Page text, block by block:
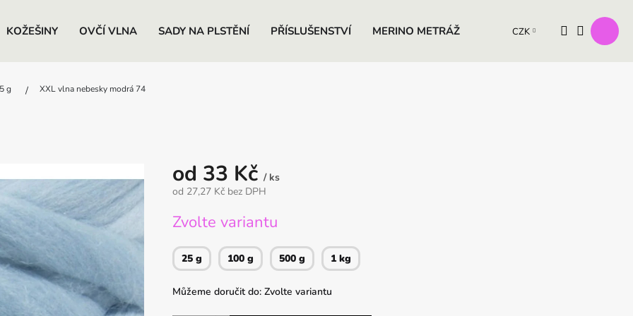
CZK
KOŽEŠINY OVČÍ VLNA SADY NA PLSTĚNÍ PŘÍSLUŠENSTVÍ MERINO METRÁŽ VÝROBKY Z OVČÍ VLNY
g XXL vlna nebesky modrá 74
od 33 Kč / ks
od 27,27 Kč bez DPH
cena:
Zvolte variantu
25 g 100 g 500 g 1 kg
Můžeme doručit do: Zvolte variantu